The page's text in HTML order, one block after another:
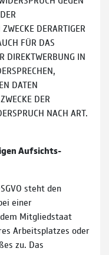
DERARTIGER
FÜR DAS
DIREKTWERBUNG IN
DATEN
DER
NACH ART.
Aufsichts­
steht den
einer
Mitgliedstaat
Arbeitsplatzes oder
zu. Das